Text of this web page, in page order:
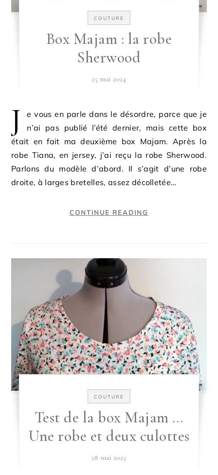
COUTURE
Box Majam : la robe
Sherwood
25 mai 2024
J
e vous en parle dans le désordre, parce que je
n’ai pas publié l’été dernier, mais cette box
était en fait ma deuxième box Majam. Après la
robe Tiana, en jersey, j’ai reçu la robe Sherwood.
Parlons du modèle d’abord. Il s’agit d’une robe
droite, à larges bretelles, assez décolletée…
CONTINUE READING
COUTURE
Test de la box Majam …
Une robe et deux culottes
28 mai 2023